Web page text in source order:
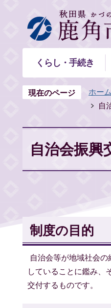
くらし・手続き
現在のページ ホーム
自
自治会振興
制度の目的
自治会等が地域社会
していることに鑑み、
交付するものです。